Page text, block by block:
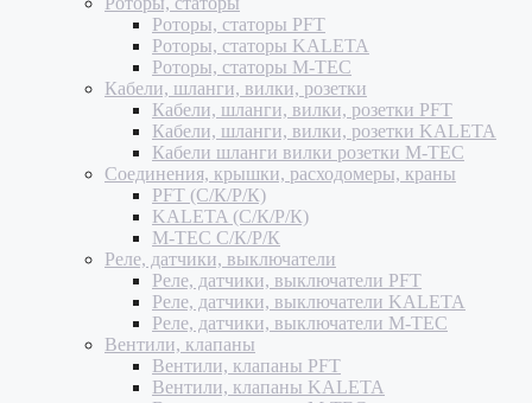
Роторы, статоры PFT
Роторы, статоры KALETA
Роторы, статоры M-TEC
Кабели, шланги, вилки, розетки
Кабели, шланги, вилки, розетки PFT
Кабели, шланги, вилки, розетки KALETA
Кабели шланги вилки розетки M-TEC
Соединения, крышки, расходомеры, краны
PFT (С/К/Р/К)
KALETA (С/К/Р/К)
M-TEC С/К/Р/К
Реле, датчики, выключатели
Реле, датчики, выключатели PFT
Реле, датчики, выключатели KALETA
Реле, датчики, выключатели M-TEC
Вентили, клапаны
Вентили, клапаны PFT
Вентили, клапаны KALETA